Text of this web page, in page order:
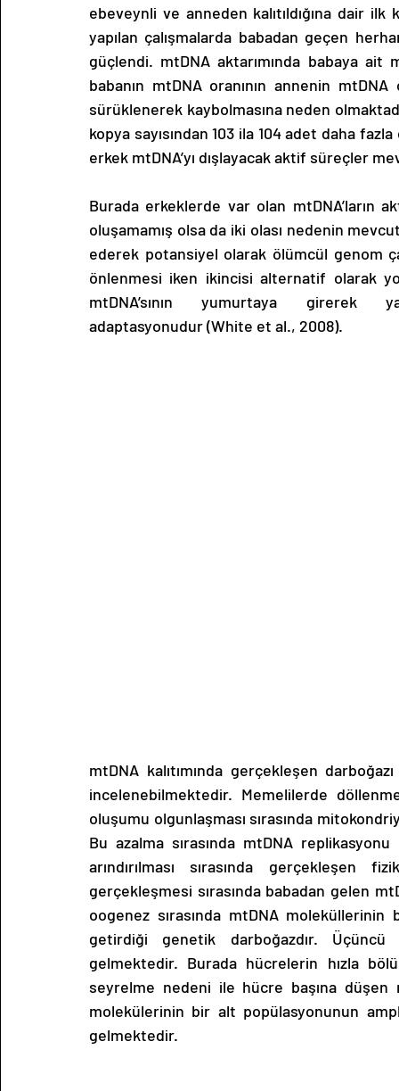
ebeveynli ve anneden kalıtıldığına dair ilk
yapılan çalışmalarda babadan geçen
güçlendi. mtDNA aktarımında babaya ait
babanın mtDNA oranının annenin
sürüklenerek kaybolmasına neden
kopya sayısından 103 ila 104 adet daha
erkek mtDNA’yı dışlayacak aktif süreçler
Burada erkeklerde var olan mtDNA’ların
oluşamamış olsa da iki olası nedenin
ederek potansiyel olarak ölümcül genom
önlenmesi iken ikincisi alternatif olarak
mtDNA’sının yumurtaya girerek
adaptasyonudur (White et al., 2008).
mtDNA kalıtımında gerçekleşen
incelenebilmektedir. Memelilerde
oluşumu olgunlaşması sırasında
Bu azalma sırasında mtDNA
arındırılması sırasında
gerçekleşmesi sırasında babadan gelen
oogenez sırasında mtDNA
getirdiği genetik darboğazdır.
gelmektedir. Burada hücrelerin hızla
seyrelme nedeni ile hücre başına düşen
molekülerinin bir alt popülasyonunun
gelmektedir.